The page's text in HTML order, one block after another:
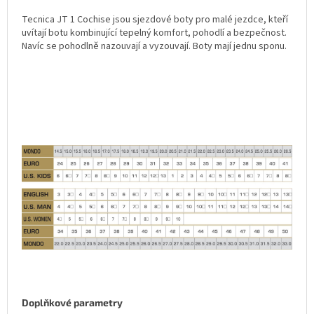
Tecnica JT 1 Cochise jsou sjezdové boty pro malé jezdce, kteří
uvítají botu kombinující tepelný komfort, pohodlí a bezpečnost.
Navíc se pohodlně nazouvají a vyzouvají. Boty mají jednu sponu.
Doplňkové parametry